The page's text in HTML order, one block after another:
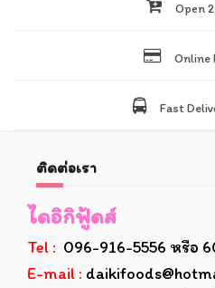
Open
Online
Fast
ติดต่อเรา
ไดอิกิฟู้ดส์
Tel : 096-916-5556 หรือ
E-mail :